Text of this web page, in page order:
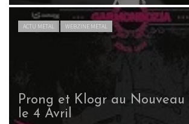
ACTU METAL WEBZINE METAL
KLOGR de retour en concert.